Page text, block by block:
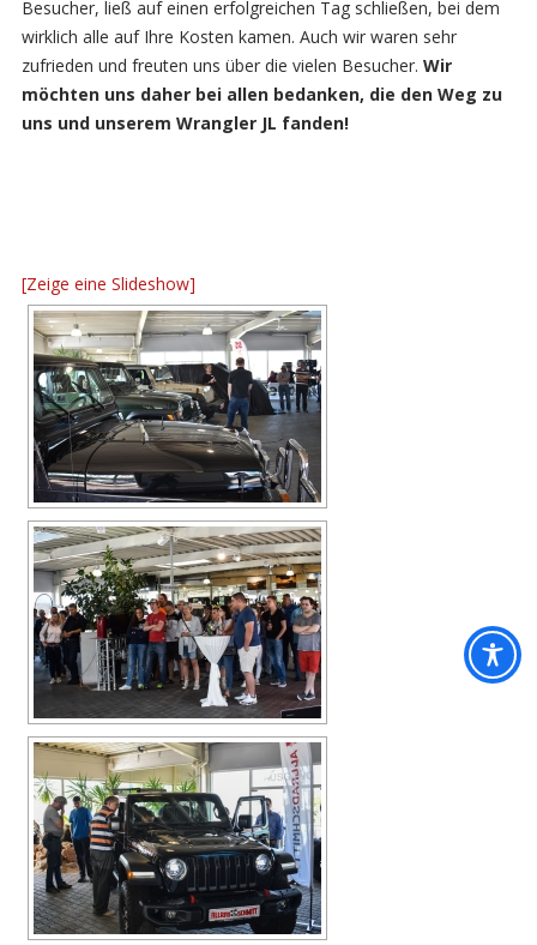
Besucher, ließ auf einen erfolgreichen Tag schließen, bei dem
wirklich alle auf Ihre Kosten kamen. Auch wir waren sehr
zufrieden und freuten uns über die vielen Besucher. Wir
möchten uns daher bei allen bedanken, die den Weg zu
uns und unserem Wrangler JL fanden!
[Zeige eine Slideshow]